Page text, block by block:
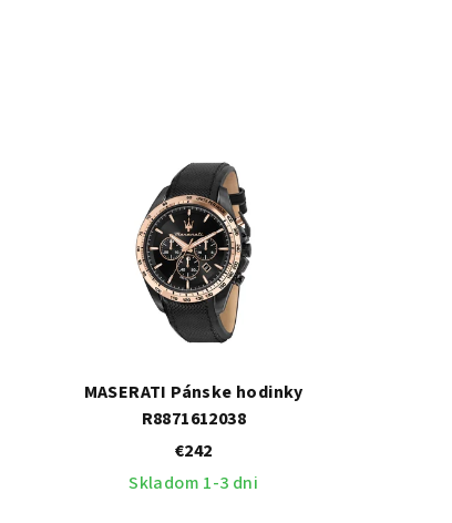
MASERATI Pánske hodinky
R8871612038
€242
Skladom 1-3 dni